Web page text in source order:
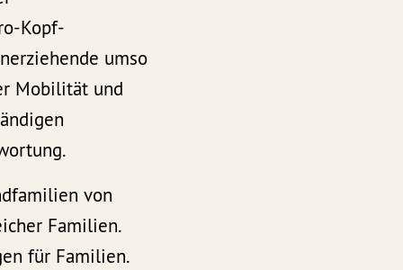
Kopf-
umso
Mobilität und
von
Familien.
für Familien.